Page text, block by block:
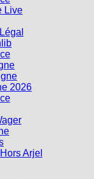
Live
2026
Arjel